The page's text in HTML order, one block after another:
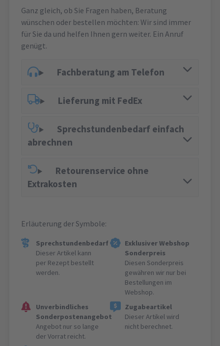
Ganz gleich, ob Sie Fragen haben, Beratung
wünschen oder bestellen möchten: Wir sind immer
für Sie da und helfen Ihnen gern weiter. Ein Anruf
genügt.
Fachberatung am Telefon
Lieferung mit FedEx
Sprechstundenbedarf einfach
abrechnen
Retourenservice ohne
Extrakosten
Erläuterung der Symbole:
Sprechstundenbedarf
Dieser Artikel kann
per Rezept bestellt
werden.
Exklusiver Webshop
Sonderpreis
Diesen Sonderpreis
gewähren wir nur bei
Bestellungen im
Webshop.
Unverbindliches
Sonderpostenangebot
Angebot nur so lange
der Vorrat reicht.
Zugabeartikel
Dieser Artikel wird
nicht berechnet.